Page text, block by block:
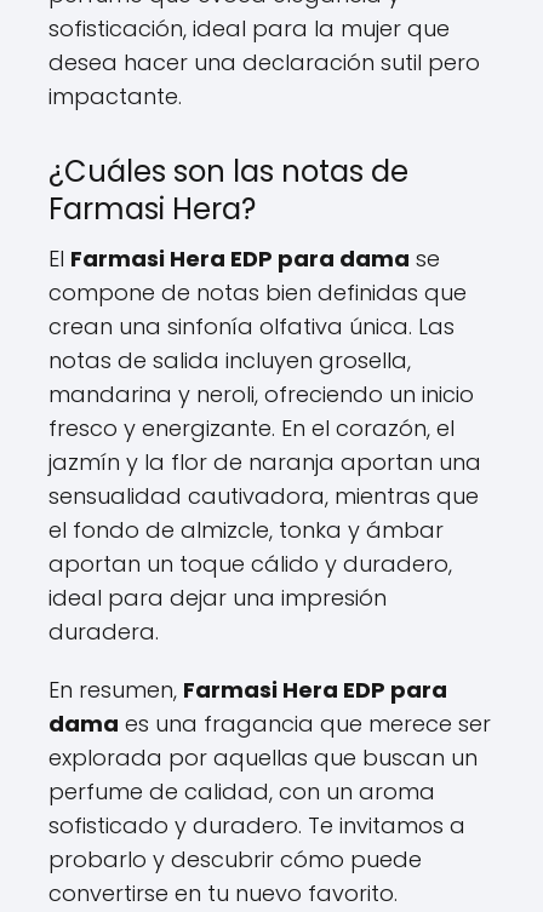
sofisticación, ideal para la mujer que
desea hacer una declaración sutil pero
impactante.
¿Cuáles son las notas de
Farmasi Hera?
El Farmasi Hera EDP para dama se
compone de notas bien definidas que
crean una sinfonía olfativa única. Las
notas de salida incluyen grosella,
mandarina y neroli, ofreciendo un inicio
fresco y energizante. En el corazón, el
jazmín y la flor de naranja aportan una
sensualidad cautivadora, mientras que
el fondo de almizcle, tonka y ámbar
aportan un toque cálido y duradero,
ideal para dejar una impresión
duradera.
En resumen, Farmasi Hera EDP para
dama es una fragancia que merece ser
explorada por aquellas que buscan un
perfume de calidad, con un aroma
sofisticado y duradero. Te invitamos a
probarlo y descubrir cómo puede
convertirse en tu nuevo favorito.